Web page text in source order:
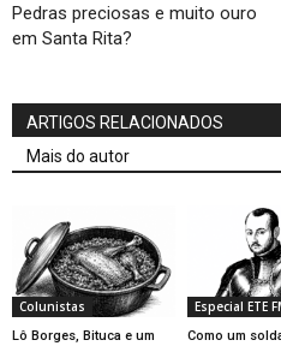
Pedras preciosas e muito ouro
em Santa Rita?
ARTIGOS RELACIONADOS
Mais do autor
Colunistas
Lô Borges, Bituca e um
Especial ETE
Como um